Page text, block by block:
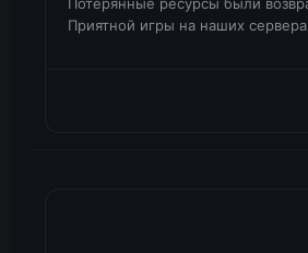
Приятной игры на наших